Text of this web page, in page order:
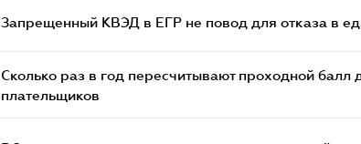
Запрещенный КВЭД в ЕГР не повод для отказа в
Сколько раз в год пересчитывают проходной балл
плательщиков